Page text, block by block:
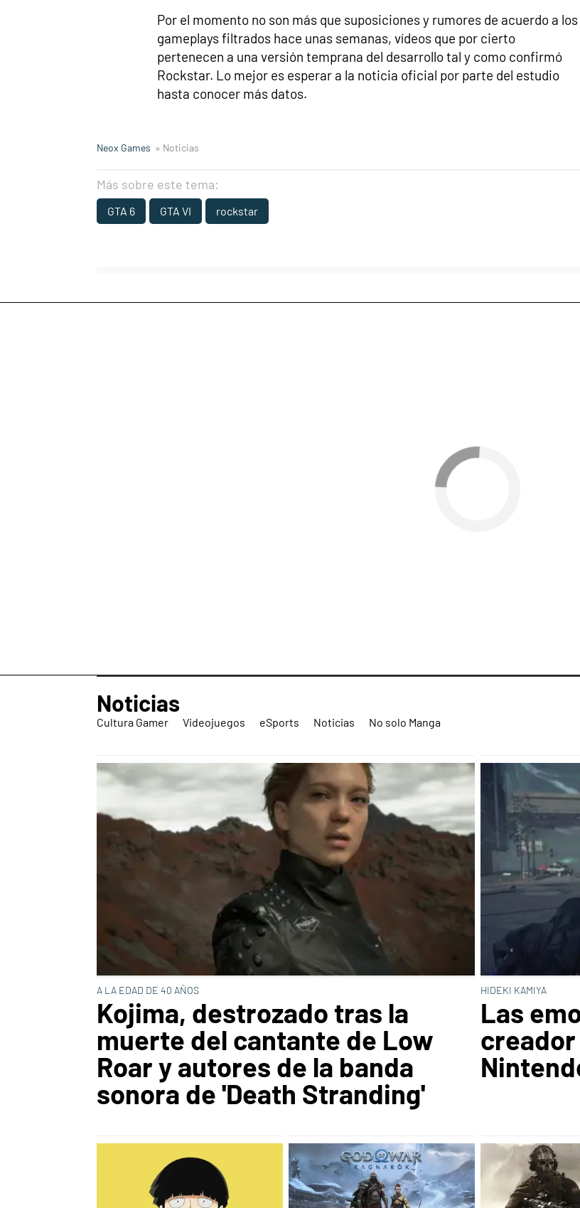
Por el momento no son más que suposiciones y rumores de acuerdo a los
gameplays filtrados hace unas semanas, vídeos que por cierto
pertenecen a una versión temprana del desarrollo tal y como confirmó
Rockstar. Lo mejor es esperar a la noticia oficial por parte del estudio
hasta conocer más datos.
Neox Games » Noticias
Más sobre este tema:
GTA 6 GTA VI rockstar
Noticias
Cultura Gamer Videojuegos eSports Noticias No solo Manga
A LA EDAD DE 40 AÑOS
Kojima, destrozado tras la
muerte del cantante de Low
Roar y autores de la banda
sonora de 'Death Stranding'
HIDEKI KAMIYA
Las
creador